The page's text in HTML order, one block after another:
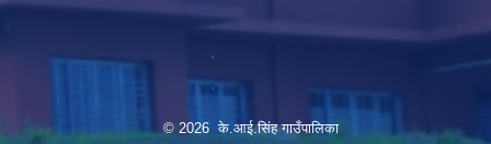
© 2026 के.आई.सिंह गाउँपालिका